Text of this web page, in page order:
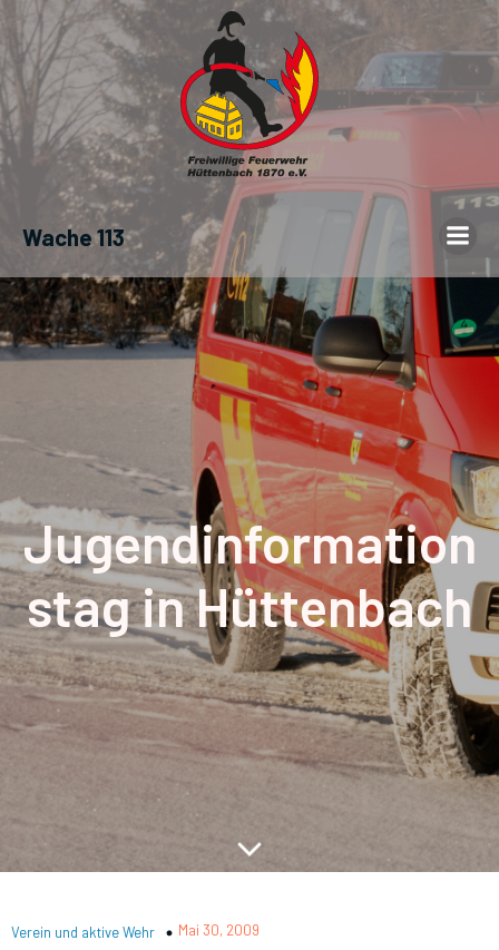
Wache 113
Jugendinformation
stag in Hüttenbach
Verein und aktive Wehr Mai 30, 2009